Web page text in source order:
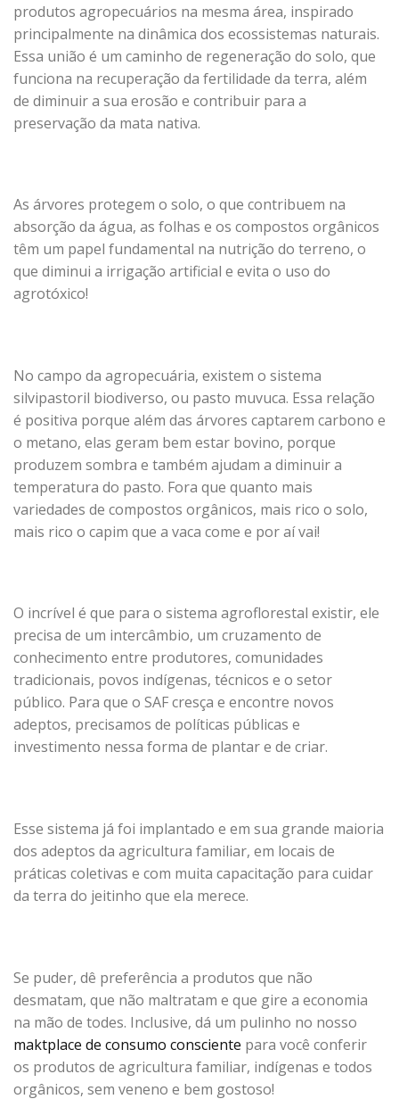
produtos agropecuários na mesma área, inspirado
principalmente na dinâmica dos ecossistemas naturais.
Essa união é um caminho de regeneração do solo, que
funciona na recuperação da fertilidade da terra, além
de diminuir a sua erosão e contribuir para a
preservação da mata nativa.
As árvores protegem o solo, o que contribuem na
absorção da água, as folhas e os compostos orgânicos
têm um papel fundamental na nutrição do terreno, o
que diminui a irrigação artificial e evita o uso do
agrotóxico!
No campo da agropecuária, existem o sistema
silvipastoril biodiverso, ou pasto muvuca. Essa relação
é positiva porque além das árvores captarem carbono e
o metano, elas geram bem estar bovino, porque
produzem sombra e também ajudam a diminuir a
temperatura do pasto. Fora que quanto mais
variedades de compostos orgânicos, mais rico o solo,
mais rico o capim que a vaca come e por aí vai!
O incrível é que para o sistema agroflorestal existir, ele
precisa de um intercâmbio, um cruzamento de
conhecimento entre produtores, comunidades
tradicionais, povos indígenas, técnicos e o setor
público. Para que o SAF cresça e encontre novos
adeptos, precisamos de políticas públicas e
investimento nessa forma de plantar e de criar.
Esse sistema já foi implantado e em sua grande maioria
dos adeptos da agricultura familiar, em locais de
práticas coletivas e com muita capacitação para cuidar
da terra do jeitinho que ela merece.
Se puder, dê preferência a produtos que não
desmatam, que não maltratam e que gire a economia
na mão de todes. Inclusive, dá um pulinho no nosso
maktplace de consumo consciente para você conferir
os produtos de agricultura familiar, indígenas e todos
orgânicos, sem veneno e bem gostoso!